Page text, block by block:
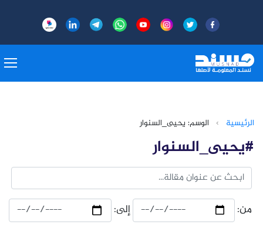
الرئيسية › الوسم: يحيى_السنوار
#يحيى_السنوار
من: إلى: